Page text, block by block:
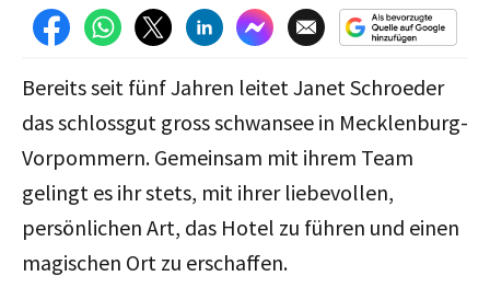
Bereits seit fünf Jahren leitet Janet Schroeder
das schlossgut gross schwansee in Mecklenburg-
Vorpommern. Gemeinsam mit ihrem Team
gelingt es ihr stets, mit ihrer liebevollen,
persönlichen Art, das Hotel zu führen und einen
magischen Ort zu erschaffen.